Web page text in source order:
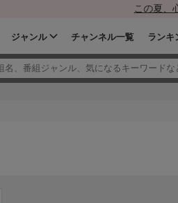
この夏、
ジャンル チャンネル一覧 ランキ